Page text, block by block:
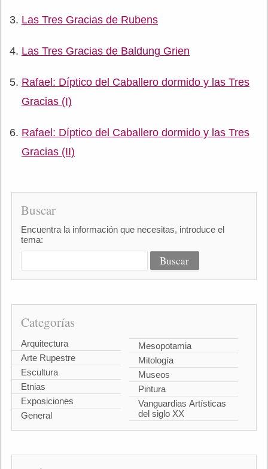
Las Tres Gracias de Rubens
Las Tres Gracias de Baldung Grien
Rafael: Díptico del Caballero dormido y las Tres
Gracias (I)
Rafael: Díptico del Caballero dormido y las Tres
Gracias (II)
Buscar
Encuentra la información que necesitas, introduce el
tema:
Categorías
Arquitectura
Arte Rupestre
Escultura
Etnias
Exposiciones
General
Mesopotamia
Mitología
Museos
Pintura
Vanguardias Artísticas
del siglo XX